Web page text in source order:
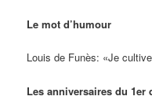
Le mot d’humour
Louis de Funès: «Je
Les anniversaires du 1er